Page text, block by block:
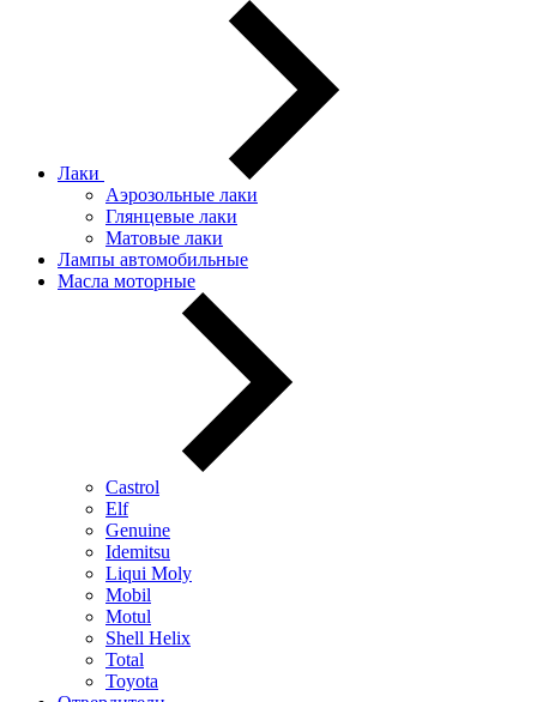
Лаки
Аэрозольные лаки
Глянцевые лаки
Матовые лаки
Лампы автомобильные
Масла моторные
Castrol
Elf
Genuine
Idemitsu
Liqui Moly
Mobil
Motul
Shell Helix
Total
Toyota